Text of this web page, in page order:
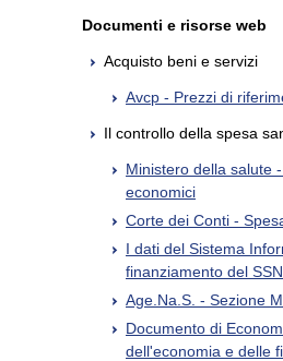
Documenti e risorse web
Acquisto beni e servizi
Avcp - Prezzi di
Il controllo della spesa
Ministero della salute
economici
Corte dei Conti -
I dati del Sistema
finanziamento del SSN
Age.Na.S. - Sezione
Documento di
dell'economia e delle